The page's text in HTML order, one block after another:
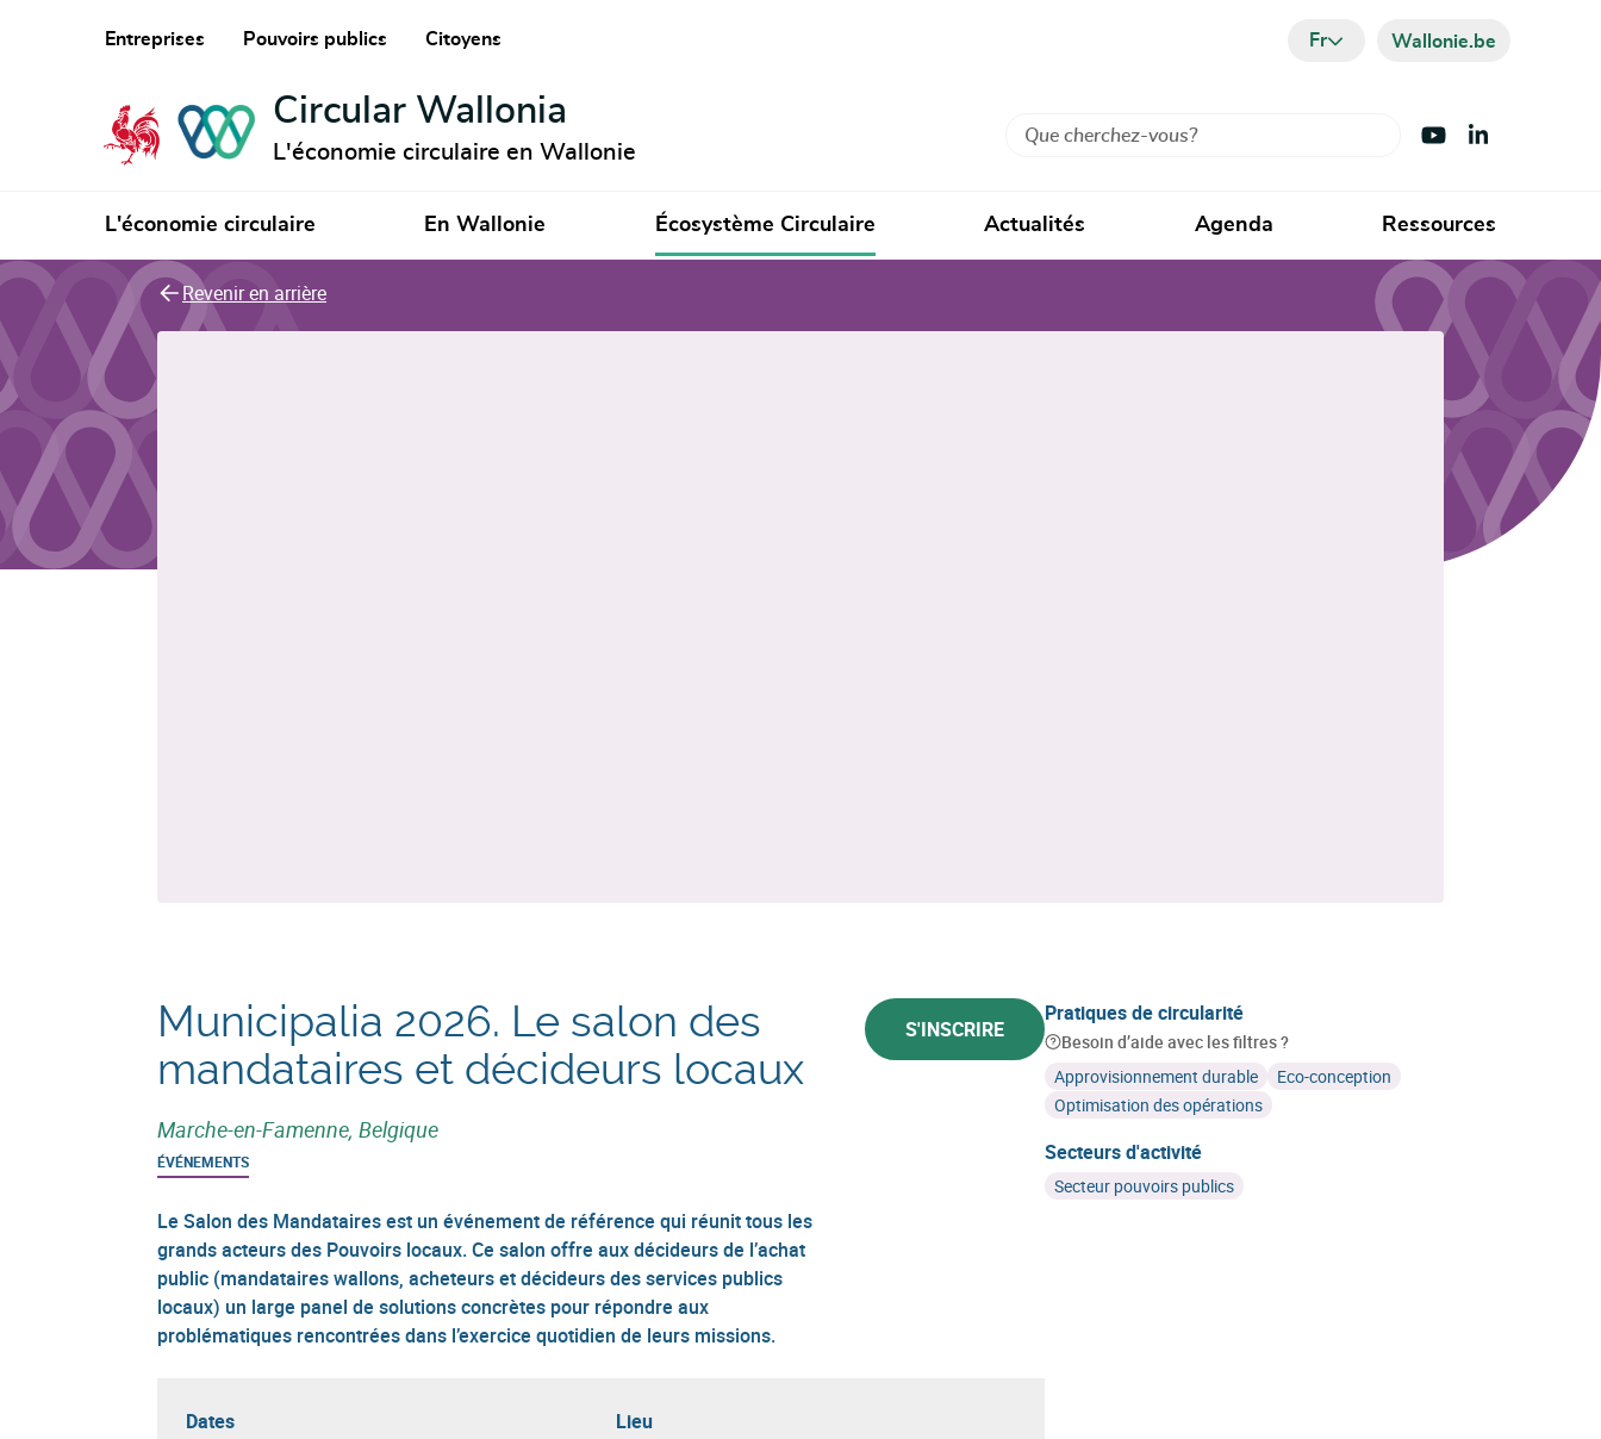
Entreprises Pouvoirs publics Citoyens Fr Wallonie.be
Circular Wallonia
L'économie circulaire en Wallonie
Rechercher Visiter Youtube
Visiter LinkedIn
L'économie circulaire En Wallonie Écosystème Circulaire Actualités Agenda Ressources
Revenir en arrière
Municipalia 2026. Le salon des
mandataires et décideurs locaux
S'INSCRIRE
Marche-en-Famenne, Belgique
ÉVÉNEMENTS
Le Salon des Mandataires est un événement de référence qui réunit tous les
grands acteurs des Pouvoirs locaux. Ce salon offre aux décideurs de l’achat
public (mandataires wallons, acheteurs et décideurs des services publics
locaux) un large panel de solutions concrètes pour répondre aux
problématiques rencontrées dans l’exercice quotidien de leurs missions.
Dates
Lieu
Pratiques de circularité
Besoin d’aide avec les filtres ?
Approvisionnement durable
Eco-conception
Optimisation des opérations
Secteurs d'activité
Secteur pouvoirs publics